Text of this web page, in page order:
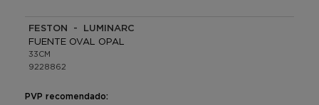
FESTON - LUMINARC
FUENTE OVAL OPAL
33CM
9228862
PVP recomendado: